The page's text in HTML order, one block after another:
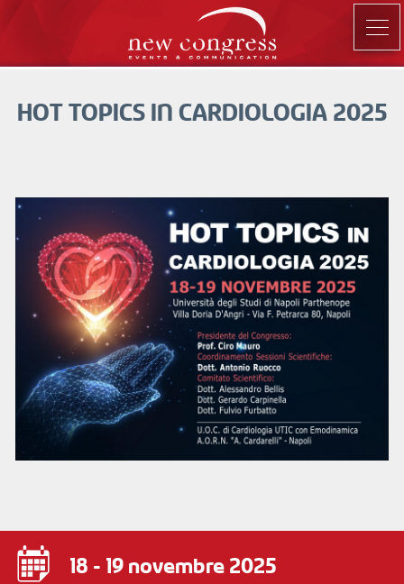
HOT TOPICS IN CARDIOLOGIA 2025
18 - 19 novembre 2025